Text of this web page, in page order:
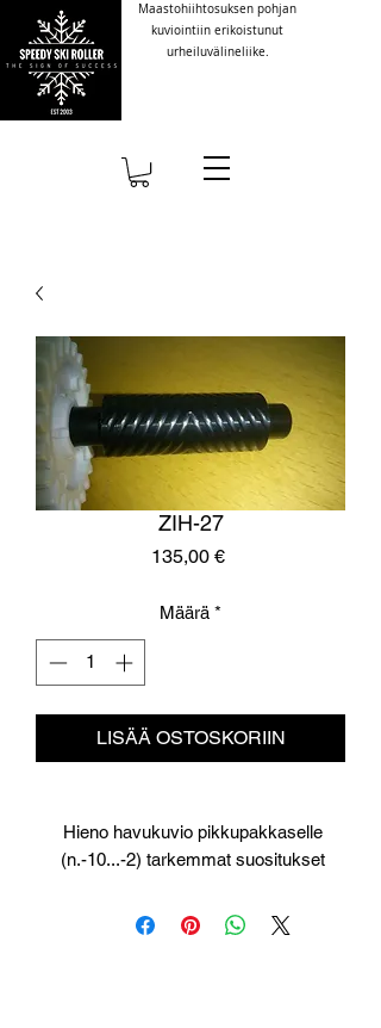
Maastohiihtosuksen pohjan
kuviointiin erikoistunut
urheiluvälineliike.
ZIH-27
135,00 €Hinta
Määrä *
LISÄÄ OSTOSKORIIN
Hieno havukuvio pikkupakkaselle
(n.-10...-2) tarkemmat suositukset
------------
Fine twig roller for small minus degrees